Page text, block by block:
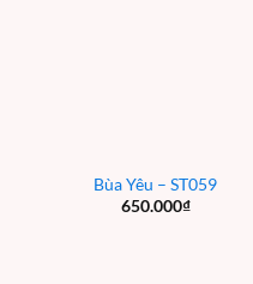
Bùa Yêu – ST059
650.000₫